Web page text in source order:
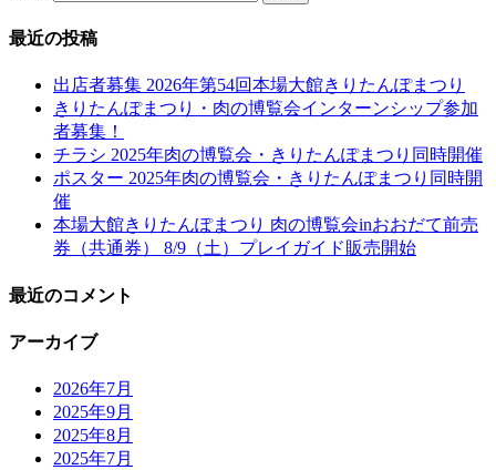
最近の投稿
出店者募集 2026年第54回本場大館きりたんぽまつり
きりたんぽまつり・肉の博覧会インターンシップ参加
者募集！
チラシ 2025年肉の博覧会・きりたんぽまつり同時開催
ポスター 2025年肉の博覧会・きりたんぽまつり同時開
催
本場大館きりたんぽまつり 肉の博覧会inおおだて前売
券（共通券） 8/9（土）プレイガイド販売開始
最近のコメント
アーカイブ
2026年7月
2025年9月
2025年8月
2025年7月